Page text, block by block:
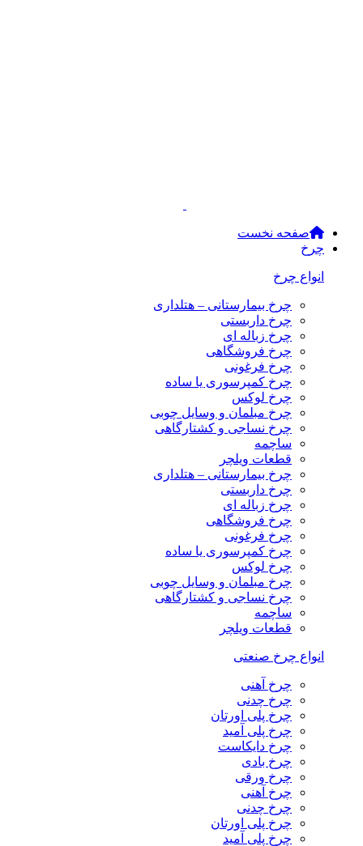
صفحه نخست
چرخ
انواع چرخ
چرخ بیمارستانی – هتلداری
چرخ داربستی
چرخ زباله ای
چرخ فروشگاهی
چرخ فرغونی
چرخ کمپرسوری یا ساده
چرخ لوکس
چرخ مبلمان و وسایل چوبی
چرخ نساجی و کشتارگاهی
ساچمه
قطعات ویلچر
چرخ بیمارستانی – هتلداری
چرخ داربستی
چرخ زباله ای
چرخ فروشگاهی
چرخ فرغونی
چرخ کمپرسوری یا ساده
چرخ لوکس
چرخ مبلمان و وسایل چوبی
چرخ نساجی و کشتارگاهی
ساچمه
قطعات ویلچر
انواع چرخ صنعتی
چرخ آهنی
چرخ چدنی
چرخ پلی اورتان
چرخ پلی آمید
چرخ دایکاست
چرخ بادی
چرخ ورقی
چرخ آهنی
چرخ چدنی
چرخ پلی اورتان
چرخ پلی آمید